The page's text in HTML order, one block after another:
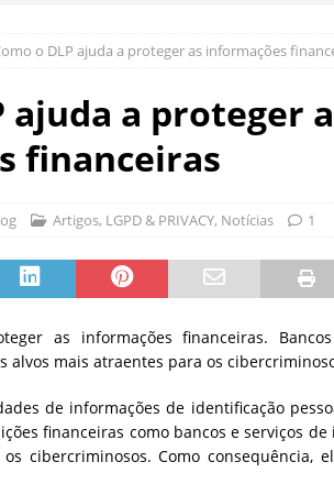
[ 06/08/2026 ] América Latina é a segunda região
industriais
NOTÍCIAS
[ 06/08/2026 ]
IA amplia desafio de segurança e
NOTÍCIAS
[ 06/08/2026 ]
[ 06/08/2026 ]
Sem guardrails, a autonomia da IA se
o DLP ajuda a proteger as informações
ajuda a proteger
financeiras
Artigos, LGPD & PRIVACY, Notícias 1
as informações financeiras.
alvos mais atraentes para os
de informações de identificação
financeiras como bancos e serviços
cibercriminosos. Como consequência,